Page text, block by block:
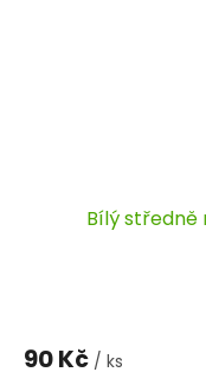
Bílý středně
90 Kč / ks